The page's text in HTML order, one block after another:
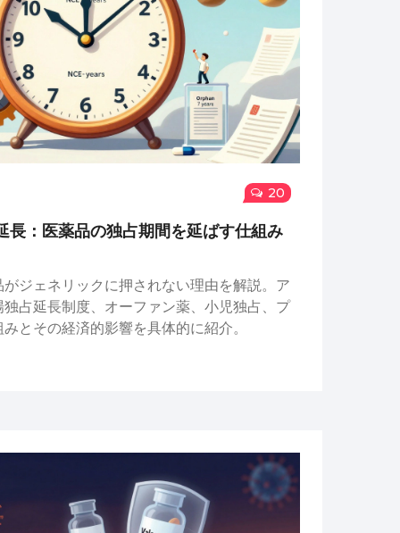
20
長：医薬品の独占期間を延ばす仕組み
ジェネリックに押されない理由を解説。ア
占延長制度、オーファン薬、小児独占、プ
とその経済的影響を具体的に紹介。